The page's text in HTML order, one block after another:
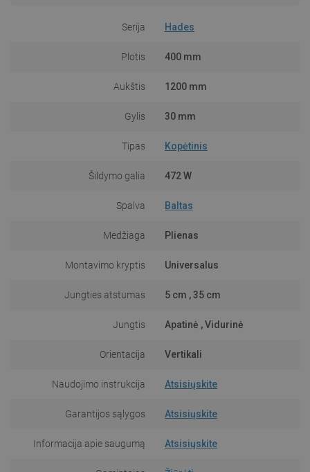
Serija Hades
Plotis 400 mm
Aukštis 1200 mm
Gylis 30 mm
Tipas Kopėtinis
Šildymo galia 472 W
Spalva Baltas
Medžiaga Plienas
Montavimo kryptis Universalus
Jungties atstumas 5 cm , 35 cm
Jungtis Apatinė , Vidurinė
Orientacija Vertikali
Naudojimo instrukcija Atsisiųskite
Garantijos sąlygos Atsisiųskite
Informacija apie saugumą Atsisiųskite